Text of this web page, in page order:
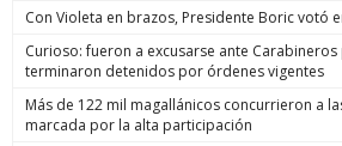
Con Violeta en brazos, Presidente Boric votó
Curioso: fueron a excusarse ante Carabineros
terminaron detenidos por órdenes vigentes
Más de 122 mil magallánicos concurrieron a
marcada por la alta participación